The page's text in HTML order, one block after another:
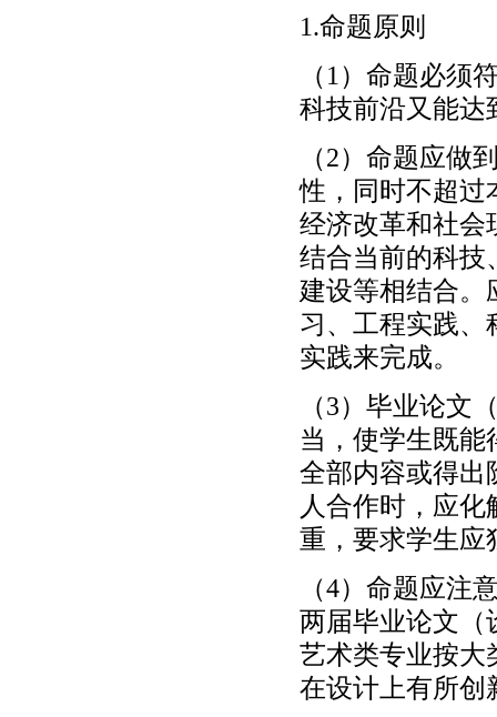
1.命题原则
（1）命题必须
科技前沿又能达
（2）命题应做
性，同时不超过
经济改革和社会
结合当前的科技
建设等相结合。
习、工程实践、
实践来完成。
（3）毕业论文
当，使学生既
全部内容或得出
人合作时，应
重，要求学生应
（4）命题应注
两届毕业论文（
艺术类专业按大
在设计上有所创